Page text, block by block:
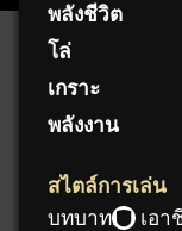
พลังชีวิต
โล่
เกราะ
พลังงาน
สไตล์การเล่น
บทบาท:
เอา